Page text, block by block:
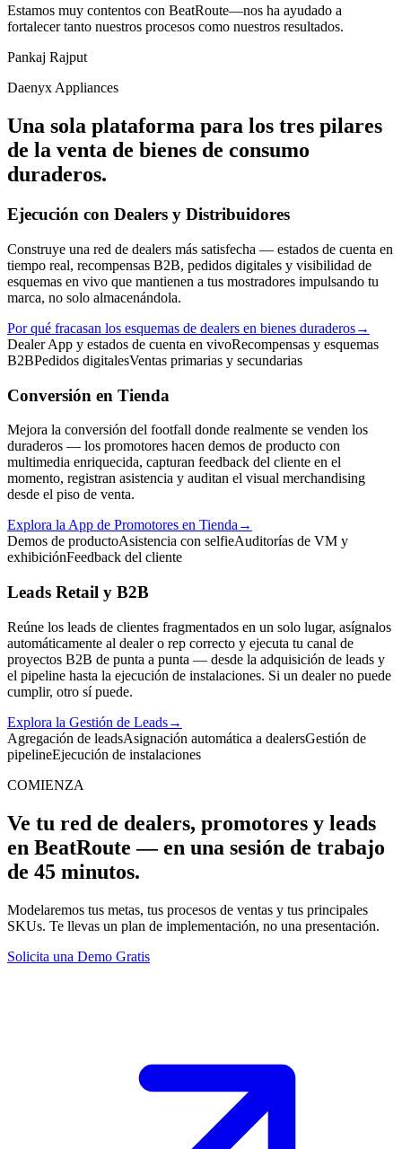
Estamos muy contentos con BeatRoute—nos ha ayudado a
fortalecer tanto nuestros procesos como nuestros resultados.
Pankaj Rajput
Daenyx Appliances
Una sola plataforma para los tres pilares
de la venta de bienes de consumo
duraderos.
Ejecución con Dealers y Distribuidores
Construye una red de dealers más satisfecha — estados de cuenta en
tiempo real, recompensas B2B, pedidos digitales y visibilidad de
esquemas en vivo que mantienen a tus mostradores impulsando tu
marca, no solo almacenándola.
Por qué fracasan los esquemas de dealers en bienes duraderos→
Dealer App y estados de cuenta en vivoRecompensas y esquemas
B2BPedidos digitalesVentas primarias y secundarias
Conversión en Tienda
Mejora la conversión del footfall donde realmente se venden los
duraderos — los promotores hacen demos de producto con
multimedia enriquecida, capturan feedback del cliente en el
momento, registran asistencia y auditan el visual merchandising
desde el piso de venta.
Explora la App de Promotores en Tienda →
Demos de productoAsistencia con selfieAuditorías de VM y
exhibiciónFeedback del cliente
Leads Retail y B2B
Reúne los leads de clientes fragmentados en un solo lugar, asígnalos
automáticamente al dealer o rep correcto y ejecuta tu canal de
proyectos B2B de punta a punta — desde la adquisición de leads y
el pipeline hasta la ejecución de instalaciones. Si un dealer no puede
cumplir, otro sí puede.
Explora la Gestión de Leads→
Agregación de leadsAsignación automática a dealersGestión de
pipelineEjecución de instalaciones
COMIENZA
Ve tu red de dealers, promotores y leads
en BeatRoute — en una sesión de trabajo
de 45 minutos.
Modelaremos tus metas, tus procesos de ventas y tus principales
SKUs. Te llevas un plan de implementación, no una presentación.
Solicita una Demo Gratis